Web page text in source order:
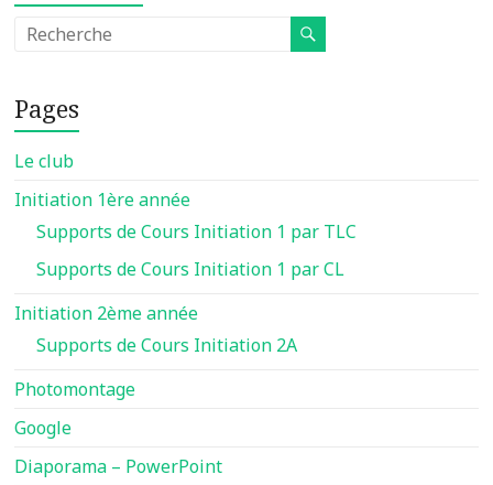
Pages
Le club
Initiation 1ère année
Supports de Cours Initiation 1 par TLC
Supports de Cours Initiation 1 par CL
Initiation 2ème année
Supports de Cours Initiation 2A
Photomontage
Google
Diaporama – PowerPoint